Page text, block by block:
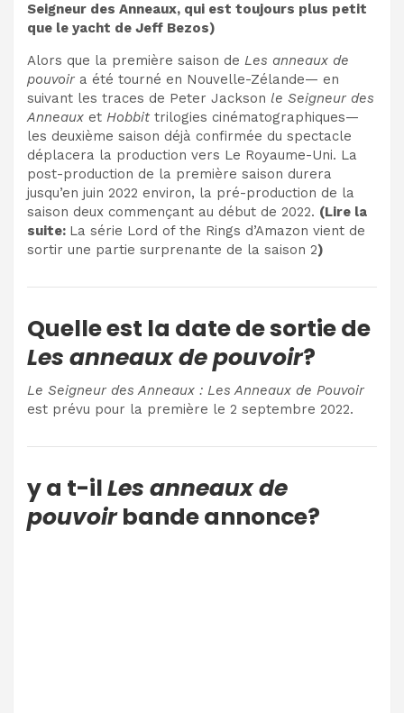
Seigneur des Anneaux, qui est toujours plus petit
que le yacht de Jeff Bezos)
Alors que la première saison de Les anneaux de
pouvoir a été tourné en Nouvelle-Zélande— en
suivant les traces de Peter Jackson le Seigneur des
Anneaux et Hobbittrilogies cinématographiques—
les deuxième saison déjà confirmée du spectacle
déplacera la production vers Le Royaume-Uni. La
post-production de la première saison durera
jusqu’en juin 2022 environ, la pré-production de la
saison deux commençant au début de 2022. (Lire la
suite: La série Lord of the Rings d’Amazon vient de
sortir une partie surprenante de la saison 2)
Quelle est la date de sortie de
Les anneaux de pouvoir?
Le Seigneur des Anneaux : Les Anneaux de Pouvoir
est prévu pour la première le 2 septembre 2022.
y a t-ilLes anneaux de
pouvoirbande annonce?